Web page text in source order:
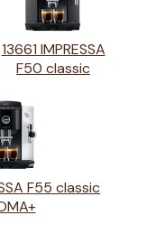
13661 IMPRESSA
F50 classic
F55 classic